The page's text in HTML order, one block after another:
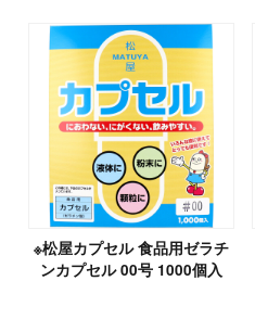
※松屋カプセル 食品用ゼラチ
ンカプセル 00号 1000個入